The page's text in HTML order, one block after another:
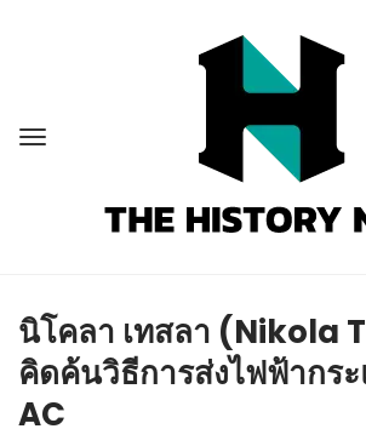
นิโคลา เทสลา (Nikola
คิดค้นวิธีการส่งไฟฟ้ากร
AC